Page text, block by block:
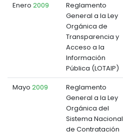
Enero 2009
Reglamento
General a la Ley
Orgánica de
Transparencia y
Acceso a la
Información
Pública (LOTAIP)
Mayo 2009
Reglamento
General a la Ley
Orgánica del
Sistema Nacional
de Contratación